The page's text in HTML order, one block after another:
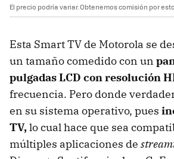
El precio podría variar. Obtenemos comisión por
Esta Smart TV de Motorola se
un tamaño comedido con un
pulgadas LCD con resolución
frecuencia. Pero donde
en su sistema operativo, pues
TV,lo cual hace que sea
múltiples aplicaciones de